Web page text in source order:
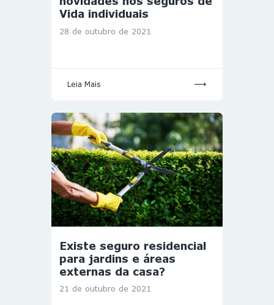
Vida individuais
28 de outubro de 2021
Leia Mais
Existe seguro residencial
para jardins e áreas
externas da casa?
21 de outubro de 2021